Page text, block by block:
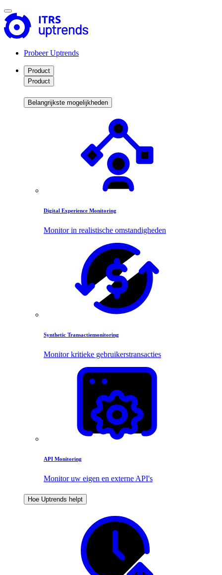
Probeer Uptrends
Product
Product
Belangrijkste mogelijkheden
Digital Experience Monitoring
Monitor in realistische omstandigheden
Synthetic Transactiemonitoring
Monitor kritieke gebruikerstransacties
API Monitoring
Monitor uw eigen en externe API's
Hoe Uptrends helpt